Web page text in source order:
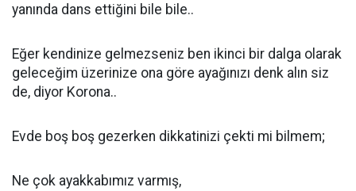
yanında dans ettiğini bile bile..
Eğer kendinize gelmezseniz ben ikinci bir dalga olarak
geleceğim üzerinize ona göre ayağınızı denk alın siz
de, diyor Korona..
Evde boş boş gezerken dikkatinizi çekti mi bilmem;
Ne çok ayakkabımız varmış,